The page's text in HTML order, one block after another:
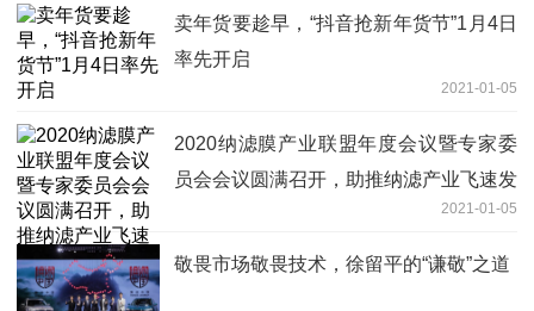
卖年货要趁早，“抖音抢新年货节”1月4日
率先开启
2021-01-05
2020纳滤膜产业联盟年度会议暨专家委
员会会议圆满召开，助推纳滤产业飞速发
2021-01-05
敬畏市场敬畏技术，徐留平的“谦敬”之道